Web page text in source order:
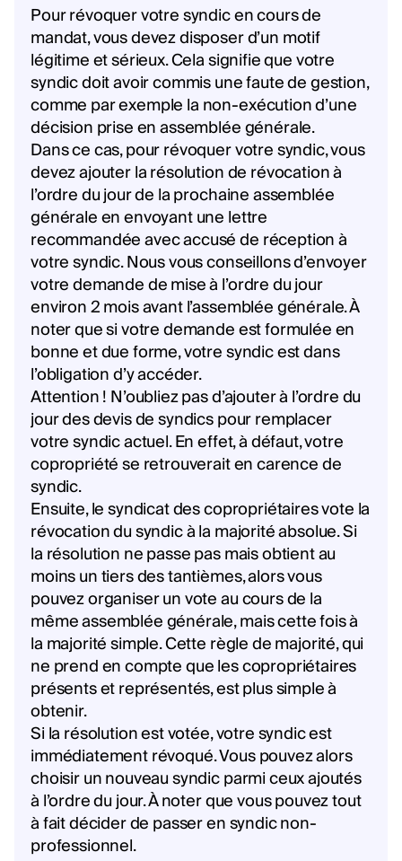
Pour révoquer votre syndic en cours de
mandat, vous devez disposer d’un motif
légitime et sérieux. Cela signifie que votre
syndic doit avoir commis une faute de gestion,
comme par exemple la non-exécution d’une
décision prise en assemblée générale.
Dans ce cas, pour révoquer votre syndic, vous
devez ajouter la résolution de révocation à
l’ordre du jour de la prochaine assemblée
générale en envoyant une lettre
recommandée avec accusé de réception à
votre syndic. Nous vous conseillons d’envoyer
votre demande de mise à l’ordre du jour
environ 2 mois avant l’assemblée générale. À
noter que si votre demande est formulée en
bonne et due forme, votre syndic est dans
l’obligation d’y accéder.
Attention ! N’oubliez pas d’ajouter à l’ordre du
jour des devis de syndics pour remplacer
votre syndic actuel. En effet, à défaut, votre
copropriété se retrouverait en carence de
syndic.
Ensuite, le syndicat des copropriétaires vote la
révocation du syndic à la majorité absolue. Si
la résolution ne passe pas mais obtient au
moins un tiers des tantièmes, alors vous
pouvez organiser un vote au cours de la
même assemblée générale, mais cette fois à
la majorité simple. Cette règle de majorité, qui
ne prend en compte que les copropriétaires
présents et représentés, est plus simple à
obtenir.
Si la résolution est votée, votre syndic est
immédiatement révoqué. Vous pouvez alors
choisir un nouveau syndic parmi ceux ajoutés
à l’ordre du jour. À noter que vous pouvez tout
à fait décider de passer en syndic non-
professionnel.